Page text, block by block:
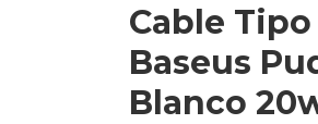
Cable
Baseus
Blanco